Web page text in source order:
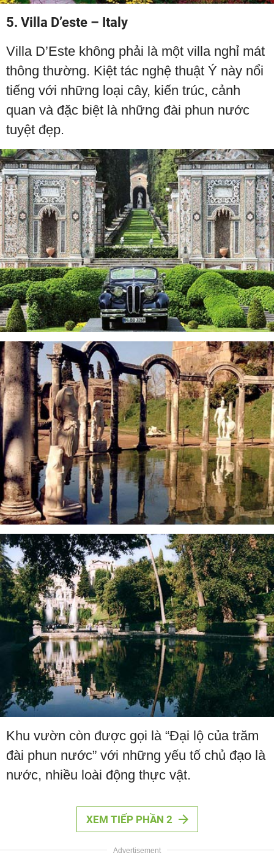
5. Villa D’este – Italy
Villa D’Este không phải là một villa nghỉ mát
thông thường. Kiệt tác nghệ thuật Ý này nổi
tiếng với những loại cây, kiến trúc, cảnh
quan và đặc biệt là những đài phun nước
tuyệt đẹp.
Khu vườn còn được gọi là “Đại lộ của trăm
đài phun nước” với những yếu tố chủ đạo là
nước, nhiều loài động thực vật.
XEM TIẾP PHẦN 2